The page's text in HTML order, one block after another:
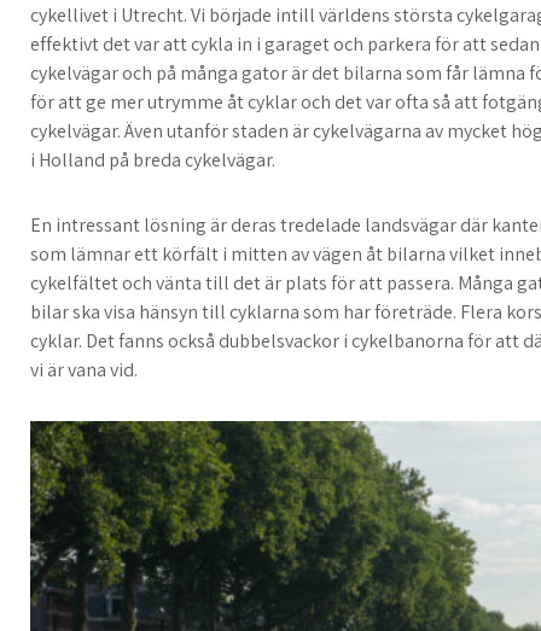
cykellivet i Utrecht. Vi började intill världens största
effektivt det var att cykla in i garaget och parkera för att
cykelvägar och på många gator är det bilarna som får lämna
för att ge mer utrymme åt cyklar och det var ofta så att
cykelvägar. Även utanför staden är cykelvägarna av mycket
i Holland på breda cykelvägar.
En intressant lösning är deras tredelade landsvägar där
som lämnar ett körfält i mitten av vägen åt bilarna vilket
cykelfältet och vänta till det är plats för att passera. Många
bilar ska visa hänsyn till cyklarna som har företräde. Flera
cyklar. Det fanns också dubbelsvackor i cykelbanorna för att
vi är vana vid.